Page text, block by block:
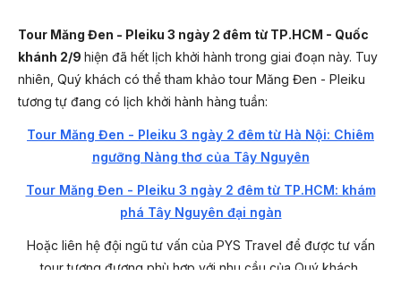
Tour Măng Đen - Pleiku 3 ngày 2 đêm từ TP.HCM - Quốc
khánh 2/9 hiện đã hết lịch khởi hành trong giai đoạn này. Tuy
nhiên, Quý khách có thể tham khảo tour Măng Đen - Pleiku
tương tự đang có lịch khởi hành hàng tuần:
Tour Măng Đen - Pleiku 3 ngày 2 đêm từ Hà Nội: Chiêm
ngưỡng Nàng thơ của Tây Nguyên
Tour Măng Đen - Pleiku 3 ngày 2 đêm từ TP.HCM: khám
phá Tây Nguyên đại ngàn
Hoặc liên hệ đội ngũ tư vấn của PYS Travel để được tư vấn
tour tương đương phù hợp với nhu cầu của Quý khách.